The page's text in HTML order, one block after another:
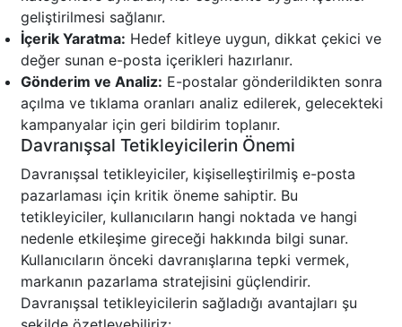
geliştirilmesi sağlanır.
İçerik Yaratma: Hedef kitleye uygun, dikkat çekici ve
değer sunan e-posta içerikleri hazırlanır.
Gönderim ve Analiz: E-postalar gönderildikten sonra
açılma ve tıklama oranları analiz edilerek, gelecekteki
kampanyalar için geri bildirim toplanır.
Davranışsal Tetikleyicilerin Önemi
Davranışsal tetikleyiciler, kişiselleştirilmiş e-posta
pazarlaması için kritik öneme sahiptir. Bu
tetikleyiciler, kullanıcıların hangi noktada ve hangi
nedenle etkileşime gireceği hakkında bilgi sunar.
Kullanıcıların önceki davranışlarına tepki vermek,
markanın pazarlama stratejisini güçlendirir.
Davranışsal tetikleyicilerin sağladığı avantajları şu